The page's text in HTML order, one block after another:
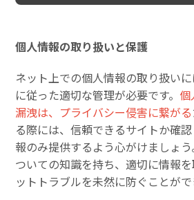
個人情報の取り扱いと保護
ネット上での個人情報の取り扱い
に従った適切な管理が必要です。 個
漏洩は、プライバシー侵害に繋がる
る際には、信頼できるサイトか確
報のみ提供するよう心がけましょ
ついての知識を持ち、適切に情報
ットトラブルを未然に防ぐことがで